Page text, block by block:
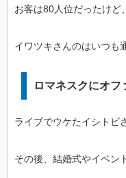
お客は80人位だったけど
イワツキさんのはいつも
ロマネスクにオフ
ライブでウケたイシトビ
その後、結婚式やイベン